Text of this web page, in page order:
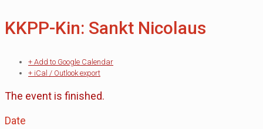
KKPP-Kin: Sankt Nicolaus
+ Add to Google Calendar
+ iCal / Outlook export
The event is finished.
Date